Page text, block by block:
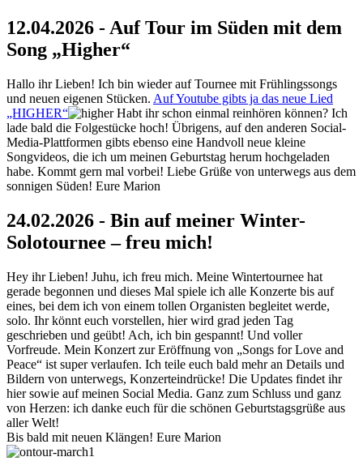
12.04.2026 - Auf Tour im Süden mit dem
Song „Higher“
Hallo ihr Lieben! Ich bin wieder auf Tournee mit Frühlingssongs
und neuen eigenen Stücken. Auf Youtube gibts ja das neue Lied
„HIGHER“
Habt ihr schon einmal reinhören können? Ich
lade bald die Folgestücke hoch! Übrigens, auf den anderen Social-
Media-Plattformen gibts ebenso eine Handvoll neue kleine
Songvideos, die ich um meinen Geburtstag herum hochgeladen
habe. Kommt gern mal vorbei! Liebe Grüße von unterwegs aus dem
sonnigen Süden! Eure Marion
24.02.2026 - Bin auf meiner Winter-
Solotournee – freu mich!
Hey ihr Lieben! Juhu, ich freu mich. Meine Wintertournee hat
gerade begonnen und dieses Mal spiele ich alle Konzerte bis auf
eines, bei dem ich von einem tollen Organisten begleitet werde,
solo. Ihr könnt euch vorstellen, hier wird grad jeden Tag
geschrieben und geübt! Ach, ich bin gespannt! Und voller
Vorfreude. Mein Konzert zur Eröffnung von „Songs for Love and
Peace“ ist super verlaufen. Ich teile euch bald mehr an Details und
Bildern von unterwegs, Konzerteindrücke! Die Updates findet ihr
hier sowie auf meinen Social Media. Ganz zum Schluss und ganz
von Herzen: ich danke euch für die schönen Geburtstagsgrüße aus
aller Welt!
Bis bald mit neuen Klängen! Eure Marion